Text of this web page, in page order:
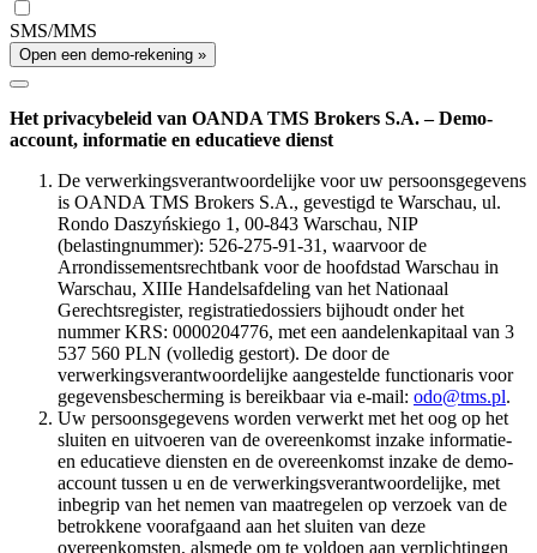
SMS/MMS
Open een demo-rekening »
Het privacybeleid van OANDA TMS Brokers S.A. – Demo-
account, informatie en educatieve dienst
De verwerkingsverantwoordelijke voor uw persoonsgegevens
is OANDA TMS Brokers S.A., gevestigd te Warschau, ul.
Rondo Daszyńskiego 1, 00-843 Warschau, NIP
(belastingnummer): 526-275-91-31, waarvoor de
Arrondissementsrechtbank voor de hoofdstad Warschau in
Warschau, XIIIe Handelsafdeling van het Nationaal
Gerechtsregister, registratiedossiers bijhoudt onder het
nummer KRS: 0000204776, met een aandelenkapitaal van 3
537 560 PLN (volledig gestort). De door de
verwerkingsverantwoordelijke aangestelde functionaris voor
gegevensbescherming is bereikbaar via e-mail: odo@tms.pl.
Uw persoonsgegevens worden verwerkt met het oog op het
sluiten en uitvoeren van de overeenkomst inzake informatie-
en educatieve diensten en de overeenkomst inzake de demo-
account tussen u en de verwerkingsverantwoordelijke, met
inbegrip van het nemen van maatregelen op verzoek van de
betrokkene voorafgaand aan het sluiten van deze
overeenkomsten, alsmede om te voldoen aan verplichtingen